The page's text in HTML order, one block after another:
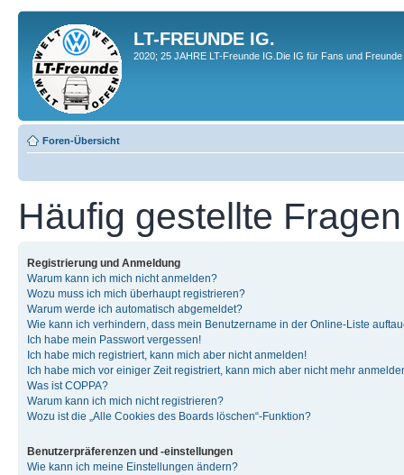
LT-FREUNDE IG.
2020; 25 JAHRE LT-Freunde IG.Die IG für Fans und
Foren-Übersicht
Häufig gestellte Fragen
Registrierung und Anmeldung
Warum kann ich mich nicht anmelden?
Wozu muss ich mich überhaupt registrieren?
Warum werde ich automatisch abgemeldet?
Wie kann ich verhindern, dass mein Benutzername in der Online-Liste
Ich habe mein Passwort vergessen!
Ich habe mich registriert, kann mich aber nicht anmelden!
Ich habe mich vor einiger Zeit registriert, kann mich aber nicht mehr
Was ist COPPA?
Warum kann ich mich nicht registrieren?
Wozu ist die „Alle Cookies des Boards löschen“-Funktion?
Benutzerpräferenzen und -einstellungen
Wie kann ich meine Einstellungen ändern?